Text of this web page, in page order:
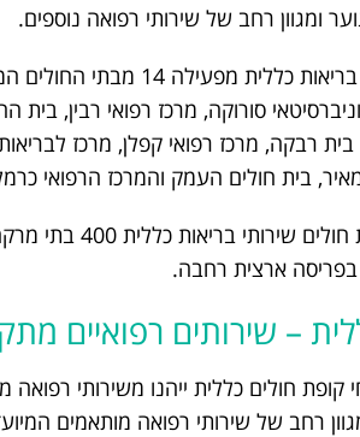
ומגוון רחב של שירותי רפואה נוספים.
כמו כן, קופת חולים שירותי
סורוקה, מרכז רפואי רבין, בית
רבקה, מרכז רפואי קפלן, מרכז
מאיר, בית חולים העמק והמרכז הרפואי
נוסף על כך,
בפריסה ארצית רחבה.
– שירותים רפואיים
חולים כללית ייהנו משירותי רפואה
רחב של שירותי רפואה מותאמים